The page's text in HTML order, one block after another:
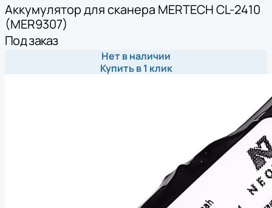
Аккумулятор для сканера MERTECH CL-2410
(MER9307)
Под заказ
Нет в наличии
Купить в 1 клик